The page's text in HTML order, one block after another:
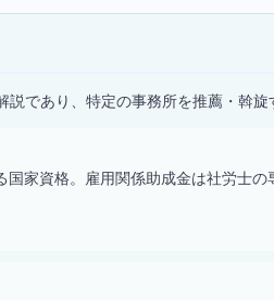
であり、特定の事務所を推薦・斡旋
家資格。雇用関係助成金は社労士の